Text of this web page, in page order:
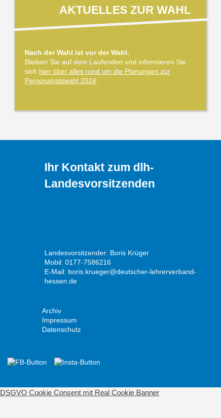
AKTUELLES ZUR WAHL
Nach der Wahl ist vor der Wahl.
Bleiben Sie auf dem Laufenden und informieren Sie
sich hier über alles rund um die Planungen zur
Personalratswahl 2024
Ihr Kontakt zum dlh-
Landesvorsitzenden
Landesvorsitzender: Boris Krüger
Mobil: 0177-7586216
E-Mail: boris.krueger@deutscher-lehrerverband-
hessen.de
Archiv
Impressum
Datenschutz
DSGVO Cookie Consent mit Real Cookie Banner